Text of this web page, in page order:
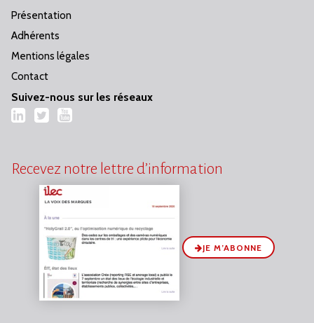
Présentation
Adhérents
Mentions légales
Contact
Suivez-nous sur les réseaux
LinkedIn
TwitterYouTube
Recevez notre lettre d’information
JE M’ABONNE